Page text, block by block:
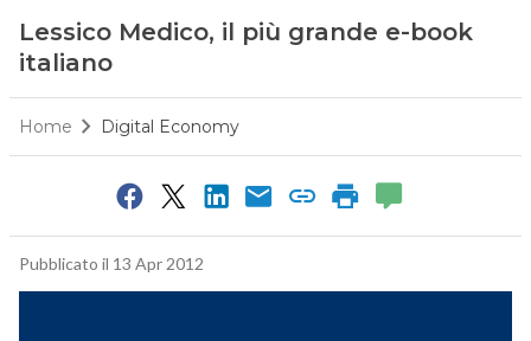
Lessico Medico, il più grande e-book
italiano
Home Digital Economy
Pubblicato il 13 Apr 2012